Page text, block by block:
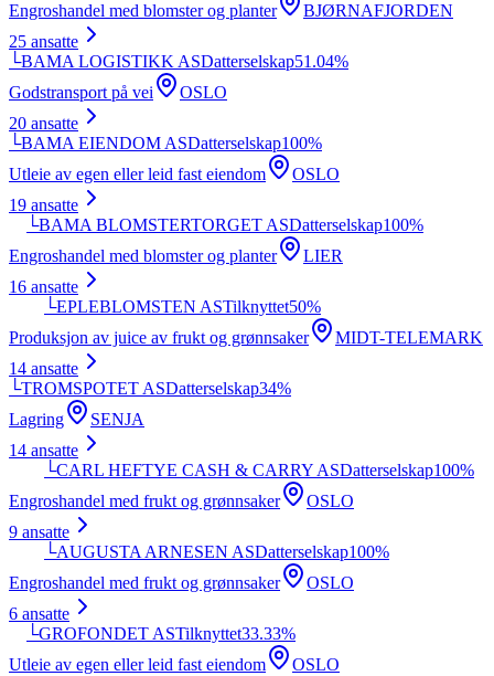
Engroshandel med blomster og planter
BJØRNAFJORDEN
25 ansatte
└BAMA LOGISTIKK ASDatterselskap51.04%
Godstransport på vei
OSLO
20 ansatte
└BAMA EIENDOM ASDatterselskap100%
Utleie av egen eller leid fast eiendom
OSLO
19 ansatte
└BAMA BLOMSTERTORGET ASDatterselskap100%
Engroshandel med blomster og planter
LIER
16 ansatte
└EPLEBLOMSTEN ASTilknyttet50%
Produksjon av juice av frukt og grønnsaker
MIDT-TELEMARK
14 ansatte
└TROMSPOTET ASDatterselskap34%
Lagring
SENJA
14 ansatte
└CARL HEFTYE CASH & CARRY ASDatterselskap100%
Engroshandel med frukt og grønnsaker
OSLO
9 ansatte
└AUGUSTA ARNESEN ASDatterselskap100%
Engroshandel med frukt og grønnsaker
OSLO
6 ansatte
└GROFONDET ASTilknyttet33.33%
Utleie av egen eller leid fast eiendom
OSLO